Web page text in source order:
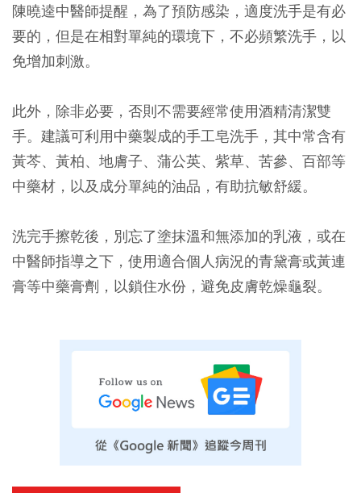
陳曉逵中醫師提醒，為了預防感染，適度洗手是有必
要的，但是在相對單純的環境下，不必頻繁洗手，以
免增加刺激。
此外，除非必要，否則不需要經常使用酒精清潔雙
手。建議可利用中藥製成的手工皂洗手，其中常含有
黃芩、黃柏、地膚子、蒲公英、紫草、苦參、百部等
中藥材，以及成分單純的油品，有助抗敏舒緩。
洗完手擦乾後，別忘了塗抹溫和無添加的乳液，或在
中醫師指導之下，使用適合個人病況的青黛膏或黃連
膏等中藥膏劑，以鎖住水份，避免皮膚乾燥龜裂。